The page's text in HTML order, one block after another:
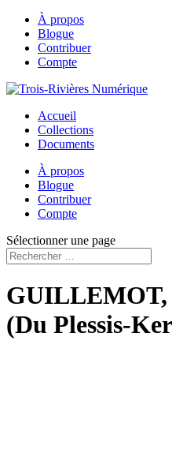
À propos
Blogue
Contribuer
Compte
Accueil
Collections
Documents
À propos
Blogue
Contribuer
Compte
Sélectionner une page
(Du Plessis-